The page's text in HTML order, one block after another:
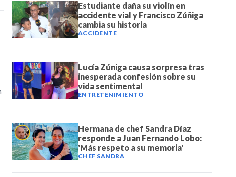
Estudiante daña su violín en
accidente vial y Francisco Zúñiga
cambia su historia
ACCIDENTE
Lucía Zúniga causa sorpresa tras
inesperada confesión sobre su
vida sentimental
ENTRETENIMIENTO
Hermana de chef Sandra Díaz
responde a Juan Fernando Lobo:
'Más respeto a su memoria'
CHEF SANDRA